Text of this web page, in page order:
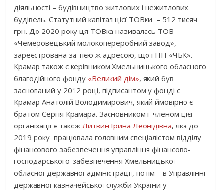
діяльності – будівництво житлових і нежитлових
будівель. Статутний капітал цієї ТОВки – 512 тисяч
грн. До 2020 року ця ТОВка називалась ТОВ
«Чемеровецький молокопереробний завод»,
зареєстрована за тією ж адресою, що і ПП «ЧБК».
Крамар також є керівником Хмельницького обласного
благодійного фонду «Великий дім», який був
заснований у 2012 році, підписантом у фонді є
Крамар Анатолій Володимирович, який ймовірно є
братом Сергія Крамара. Засновником і членом цієї
організації є також Литвин Ірина Леонідівна, яка до
2019 року працювала головним спеціалістом відділу
фінансового забезпечення управління фінансово-
господарського-забезпечення Хмельницької
обласної державної адміністрації, потім – в Управлінні
державної казначейської служби України у